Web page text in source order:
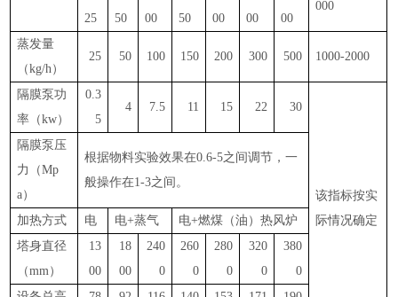
25
50
00
50
00
00
00
000
蒸发量
（kg/h）
25 50 100 150 200 300 500 1000-2000
隔膜泵功
率（kw）
0.3
5
4 7.5 11 15 22 30
该指标按实
际情况确定
隔膜泵压
力（Mp
a）
根据物料实验效果在0.6-5之间调节，一
般操作在1-3之间。
加热方式 电 电+蒸气 电+燃煤（油）热风炉
塔身直径
（mm）
13
00
18
00
240
0
260
0
280
0
320
0
380
0